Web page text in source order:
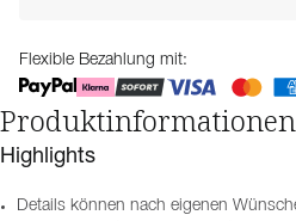
Flexible Bezahlung mit:
Produktinformationen
Highlights
Details können nach eigenen